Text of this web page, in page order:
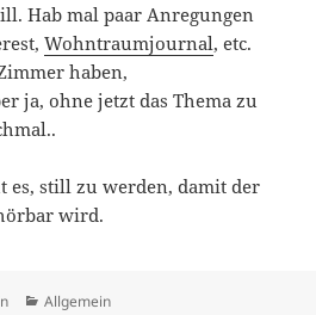
Hab mal paar Anregungen
Wohntraumjournal, etc.
haben,
ja, ohne jetzt das Thema zu
es, still zu werden, damit der
wird.
Kategorien
Allgemein